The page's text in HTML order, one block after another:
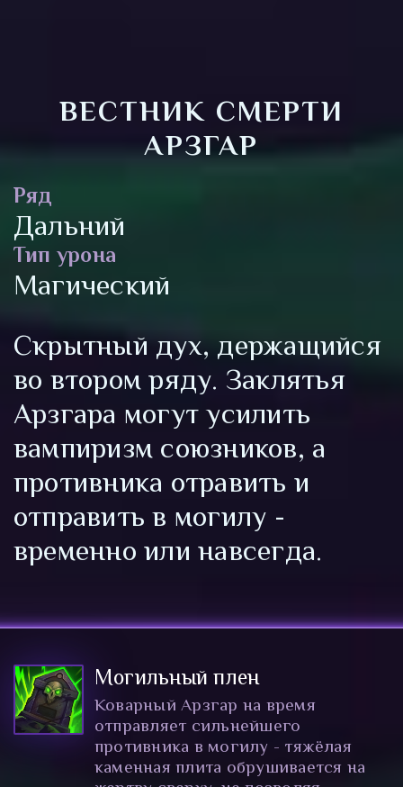
ВЕСТНИК СМЕРТИ
АРЗГАР
Ряд
Дальний
Тип урона
Магический
Скрытный дух, держащийся
во втором ряду. Заклятья
Арзгара могут усилить
вампиризм союзников, а
противника отравить и
отправить в могилу -
временно или навсегда.
Могильный плен
Коварный Арзгар на время
отправляет сильнейшего
противника в могилу - тяжёлая
каменная плита обрушивается на